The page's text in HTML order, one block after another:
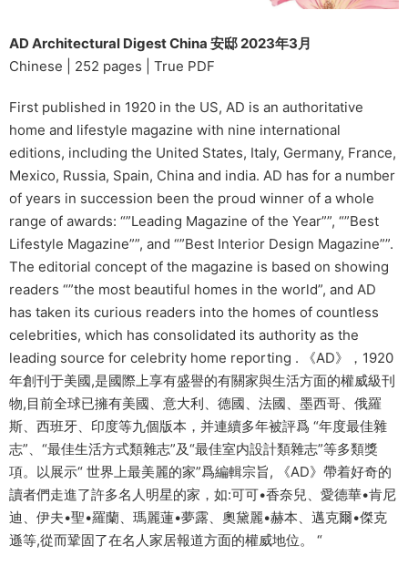
AD Architectural Digest China 安邸 2023年3月
Chinese | 252 pages | True PDF
First published in 1920 in the US, AD is an authoritative
home and lifestyle magazine with nine international
editions, including the United States, Italy, Germany, France,
Mexico, Russia, Spain, China and india. AD has for a number
of years in succession been the proud winner of a whole
range of awards: “”Leading Magazine of the Year””, “”Best
Lifestyle Magazine””, and “”Best Interior Design Magazine””.
The editorial concept of the magazine is based on showing
readers “”the most beautiful homes in the world”, and AD
has taken its curious readers into the homes of countless
celebrities, which has consolidated its authority as the
leading source for celebrity home reporting . 《AD》，1920
年創刊于美國,是國際上享有盛譽的有關家與生活方面的權威級刊
物,目前全球已擁有美國、意大利、德國、法國、墨西哥、俄羅
斯、西班牙、印度等九個版本，并連續多年被評爲 “年度最佳雜
志”、“最佳生活方式類雜志”及“最佳室内設計類雜志”等多類獎
項。以展示“ 世界上最美麗的家”爲編輯宗旨, 《AD》帶着好奇的
讀者們走進了許多名人明星的家，如:可可•香奈兒、愛德華•肯尼
迪、伊夫•聖•羅蘭、瑪麗蓮•夢露、奧黛麗•赫本、邁克爾•傑克
遜等,從而鞏固了在名人家居報道方面的權威地位。 “